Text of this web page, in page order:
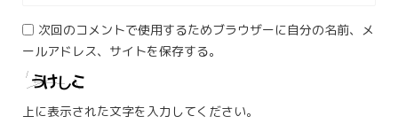
次回のコメントで使用するためブラウザーに自分の名前、メ
ールアドレス、サイトを保存する。
上に表示された文字を入力してください。